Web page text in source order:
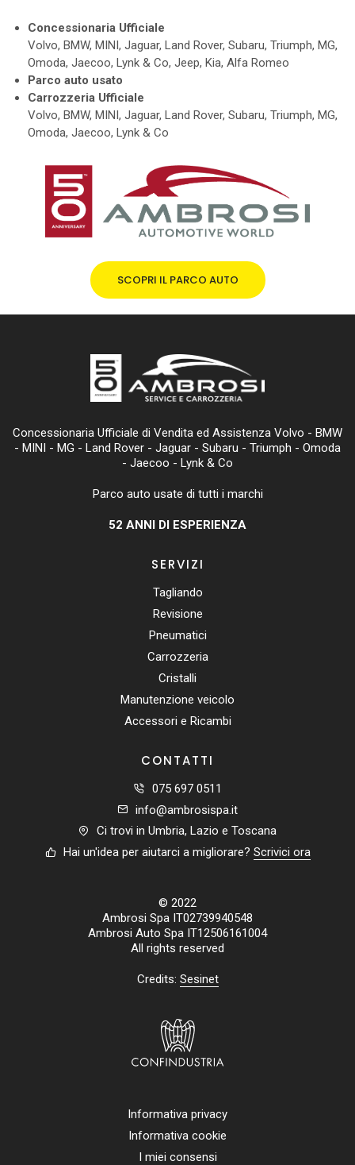
Concessionaria Ufficiale
Volvo, BMW, MINI, Jaguar, Land Rover, Subaru, Triumph, MG,
Omoda, Jaecoo, Lynk & Co, Jeep, Kia, Alfa Romeo
Parco auto usato
Carrozzeria Ufficiale
Volvo, BMW, MINI, Jaguar, Land Rover, Subaru, Triumph, MG,
Omoda, Jaecoo, Lynk & Co
SCOPRI IL PARCO AUTO
Concessionaria Ufficiale di Vendita ed Assistenza Volvo - BMW
- MINI - MG - Land Rover - Jaguar - Subaru - Triumph - Omoda
- Jaecoo - Lynk & Co
Parco auto usate di tutti i marchi
52 ANNI DI ESPERIENZA
SERVIZI
Tagliando
Revisione
Pneumatici
Carrozzeria
Cristalli
Manutenzione veicolo
Accessori e Ricambi
CONTATTI
075 697 0511
info@ambrosispa.it
Ci trovi in Umbria, Lazio e Toscana
Hai un'idea per aiutarci a migliorare? Scrivici ora
© 2022
Ambrosi Spa IT02739940548
Ambrosi Auto Spa IT12506161004
All rights reserved
Credits: Sesinet
Informativa privacy
Informativa cookie
I miei consensi